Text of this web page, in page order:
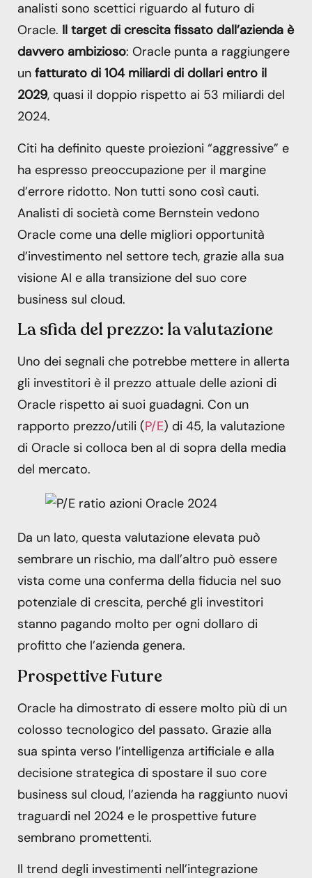
analisti sono scettici riguardo al futuro di
Oracle. Il target di crescita fissato dall’azienda è
davvero ambizioso: Oracle punta a raggiungere
un fatturato di 104 miliardi di dollari entro il
2029, quasi il doppio rispetto ai 53 miliardi del
2024.
Citi ha definito queste proiezioni “aggressive” e
ha espresso preoccupazione per il margine
d’errore ridotto. Non tutti sono così cauti.
Analisti di società come Bernstein vedono
Oracle come una delle migliori opportunità
d’investimento nel settore tech, grazie alla sua
visione AI e alla transizione del suo core
business sul cloud.
La sfida del prezzo: la valutazione
Uno dei segnali che potrebbe mettere in allerta
gli investitori è il prezzo attuale delle azioni di
Oracle rispetto ai suoi guadagni. Con un
rapporto prezzo/utili (P/E) di 45, la valutazione
di Oracle si colloca ben al di sopra della media
del mercato.
Da un lato, questa valutazione elevata può
sembrare un rischio, ma dall’altro può essere
vista come una conferma della fiducia nel suo
potenziale di crescita, perché gli investitori
stanno pagando molto per ogni dollaro di
profitto che l’azienda genera.
Prospettive Future
Oracle ha dimostrato di essere molto più di un
colosso tecnologico del passato. Grazie alla
sua spinta verso l’intelligenza artificiale e alla
decisione strategica di spostare il suo core
business sul cloud, l’azienda ha raggiunto nuovi
traguardi nel 2024 e le prospettive future
sembrano promettenti.
Il trend degli investimenti nell’integrazione